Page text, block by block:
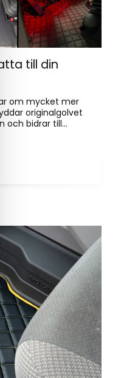
till din
om mycket mer
originalgolvet
och bidrar till...